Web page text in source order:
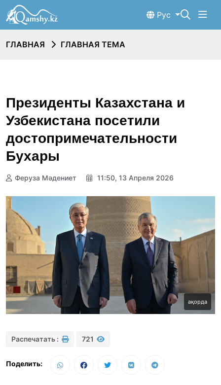
Рус
ГЛАВНАЯ ГЛАВНАЯ ТЕМА
Президенты Казахстана и
Узбекистана посетили
достопримечательности
Бухары
Феруза Мәдениет 11:50, 13 Апреля 2026
ақорда
Распечатать : 721
Поделить: